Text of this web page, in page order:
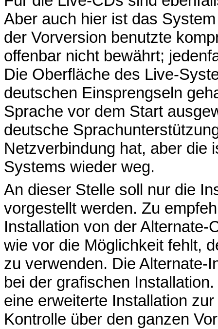
Aber auch hier ist das
der Vorversion benutzte
offenbar nicht bewährt;
Die Oberfläche des Live-
deutschen Einsprengseln
Sprache vor dem Start
deutsche
Netzverbindung hat, aber die
Systems wieder weg.
An dieser Stelle soll nur die
vorgestellt werden. Zu
Installation von der
wie vor die Möglichkeit fehlt,
zu verwenden. Die Alternate-
bei der grafischen
eine erweiterte Installation
Kontrolle über den ganzen